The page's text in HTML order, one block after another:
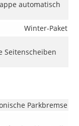
automatisch
Winter-Paket
Seitenscheiben
Parkbremse